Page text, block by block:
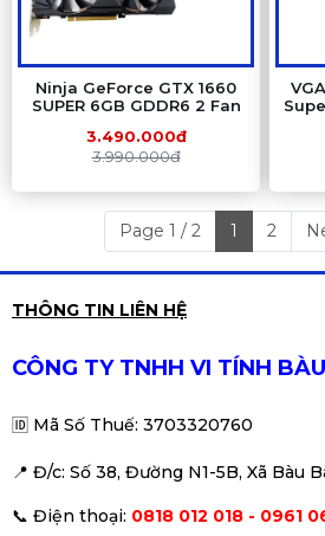
Ninja GeForce GTX 1660
SUPER 6GB GDDR6 2 Fan
3.490.000đ
3.990.000đ
Page 1 / 2 1 2
THÔNG TIN LIÊN HỆ
CÔNG TY TNHH VI TÍNH
🆔 Mã Số Thuế: 3703320760
📍 Đ/c: Số 38, Đường N1-5B, Xã Bàu
📞 Điện thoại: 0818 012 018 - 0961